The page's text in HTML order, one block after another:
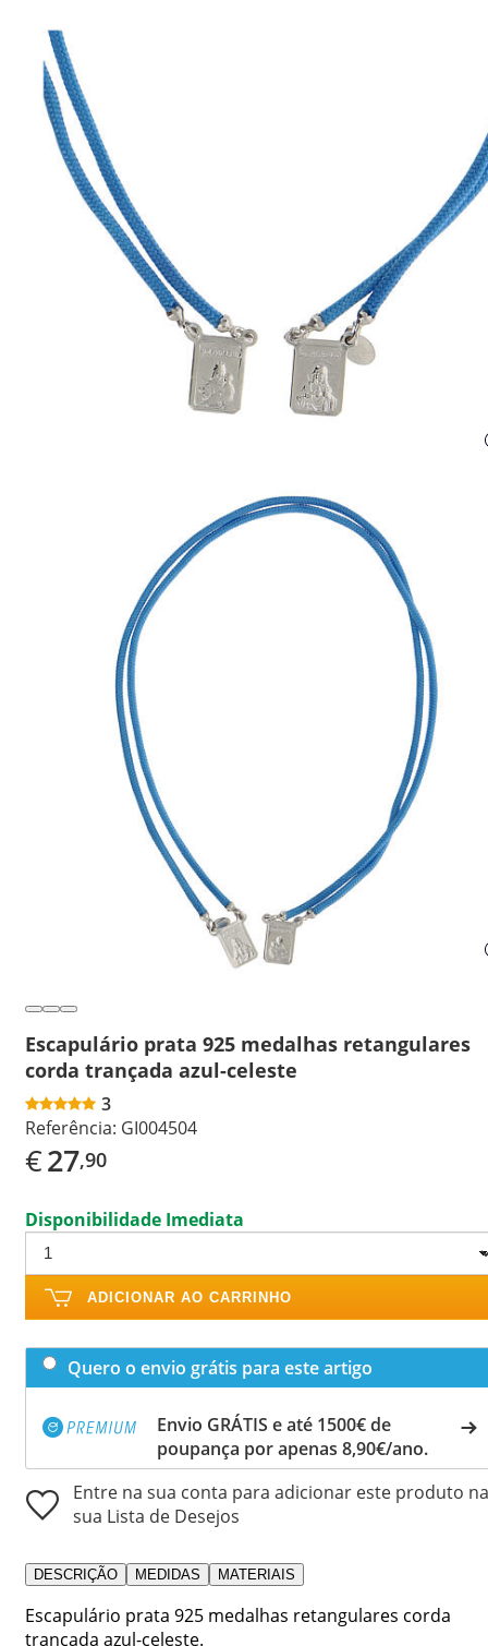
Escapulário prata 925 medalhas retangulares
corda trançada azul-celeste
3
Referência: GI004504
€27,90
Disponibilidade Imediata
ADICIONAR AO CARRINHO
Quero o envio grátis para este artigo
Envio GRÁTIS e até 1500€ de
poupança por apenas 8,90€/ano.
Entre na sua conta para adicionar este produto na
sua Lista de Desejos
DESCRIÇÃO MEDIDAS MATERIAIS
Escapulário prata 925 medalhas retangulares corda
trançada azul-celeste.